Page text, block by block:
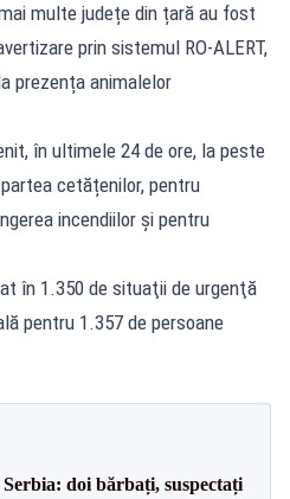
multe județe din țară au fost
prin sistemul RO-ALERT,
prezența animalelor
în ultimele 24 de ore, la peste
cetățenilor, pentru
incendiilor și pentru
în 1.350 de situaţii de urgenţă
pentru 1.357 de persoane
doi bărbați, suspectați